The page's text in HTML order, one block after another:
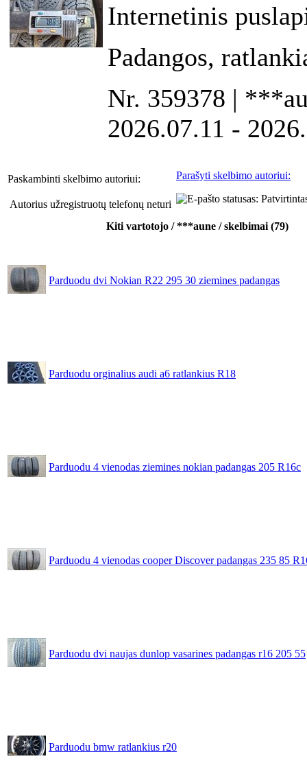
Internetinis
Padangos,
Nr. 359378 |
2026.07.11 -
Paskambinti skelbimo autoriui:
Autorius užregistruotų telefonų neturi
Parašyti skelbimo autoriui:
Kiti vartotojo / ***aune / skelbimai (79)
Parduodu dvi Nokian R22 295 30 ziemines padangas
Parduodu orginalius audi a6 ratlankius R18
Parduodu 4 vienodas ziemines nokian padangas 205 R16c
Parduodu 4 vienodas cooper Discover padangas 235 85
Parduodu dvi naujas dunlop vasarines padangas r16 205 55
Parduodu bmw ratlankius r20